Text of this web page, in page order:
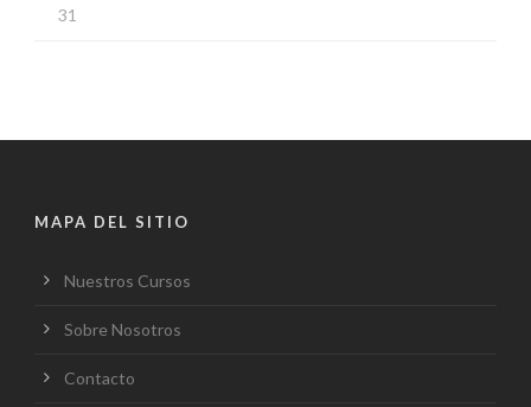
31
MAPA DEL SITIO
Nuestros Cursos
Sobre Nosotros
Contacto